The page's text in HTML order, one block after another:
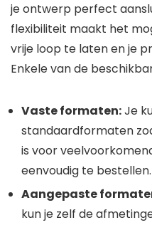
je ontwerp perfect
flexibiliteit maakt het
vrije loop te laten en je
Enkele van de
Vaste formaten:Je
standaardformaten
is voor
eenvoudig te bestellen.
Aangepaste
kun je zelf de